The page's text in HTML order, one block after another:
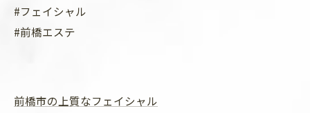
#フェイシャル
#前橋エステ
前橋市の上質なフェイシャル